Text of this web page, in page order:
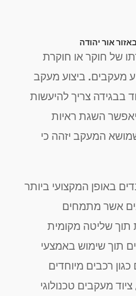
אור יהודה
של חוקר או חוקרת
מעקבים. ביצוע מעקב
בבגידה צריך להיעשות
השגת ראיות
המעקב יזהה כי
באופן המקצועי ביותר
אשר מתמחים
תוך שליטה מקומית
תוך שימוש באמצעי
רכבים מיוחדים
מעקבים טכנולוגי